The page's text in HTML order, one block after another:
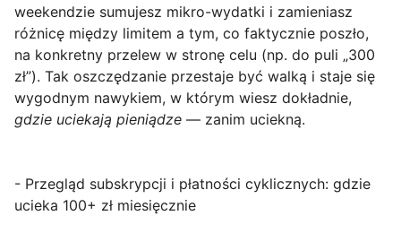
weekendzie sumujesz mikro-wydatki i zamieniasz
różnicę między limitem a tym, co faktycznie poszło,
na konkretny przelew w stronę celu (np. do puli „300
zł”). Tak oszczędzanie przestaje być walką i staje się
wygodnym nawykiem, w którym wiesz dokładnie,
gdzie uciekają pieniądze — zanim uciekną.
- Przegląd subskrypcji i płatności cyklicznych: gdzie
ucieka 100+ zł miesięcznie